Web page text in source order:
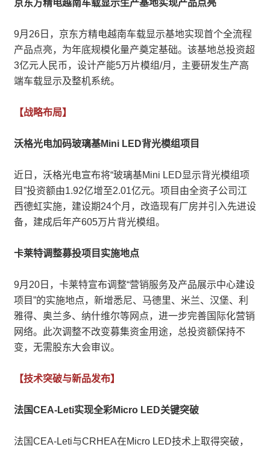
京东方精电越南车载显示生产基地实现产品点亮
9月26日，京东方精电越南车载显示基地实现首个全流程
产品点亮，为年底规模化量产奠定基础。该基地总投资超
3亿元人民币，设计产能5万片模组/月，主要研发生产高
端车载显示及整机系统。
【战略布局】
沃格光电加码玻璃基Mini LED背光模组项目
近日，沃格光电宣布将“玻璃基Mini LED显示背光模组项
目”投资额由1.92亿增至2.01亿元。项目由全资子公司江
西德虹实施，建设期24个月，改造现有厂房并引入先进设
备，建成后年产605万片背光模组。
卡莱特调整募投项目实施地点
9月20日，卡莱特宣布调整“营销服务及产品展示中心建设
项目”的实施地点，新增悉尼、马德里、米兰、汉堡、利
雅得、奥兰多、纳什维尔等网点，进一步完善国际化营销
网络。此次调整不改变募集资金用途，总投资额保持不
变，无需股东大会审议。
【技术突破与新品发布】
法国CEA-Leti实现全彩Micro LED关键突破
法国CEA-Leti与CRHEA在Micro LED技术上取得突破，